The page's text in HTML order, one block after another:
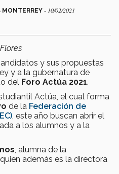
MONTERREY - 10/02/2021
y sus propuestas
y a la gubernatura de
del Foro Actúa 2021.
Actúa, el cual forma
de la Federación de
, este año buscan abrir el
a los alumnos y a la
, alumna de la
quien además es la directora